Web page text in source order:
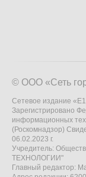
© ООО «Сеть
Сетевое издание
Зарегистрировано
информационных
(Роскомнадзор)
06.02.2023 г.
Учредитель:
ТЕХНОЛОГИИ"
Главный редактор: